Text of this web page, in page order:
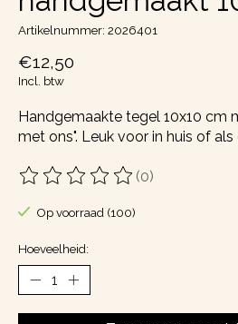
Artikelnummer: 2026401
€12,50
Incl. btw
Handgemaakte tegel 10x10 cm
met ons". Leuk voor in huis of als
De beoordeling van dit product is
(0)
Op voorraad (100)
Hoeveelheid: